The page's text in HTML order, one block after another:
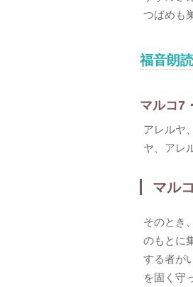
つばめも
福音朗読
マルコ7
アレルヤ
ヤ、アレ
マル
そのとき、
のもとに
する者が
を固く守